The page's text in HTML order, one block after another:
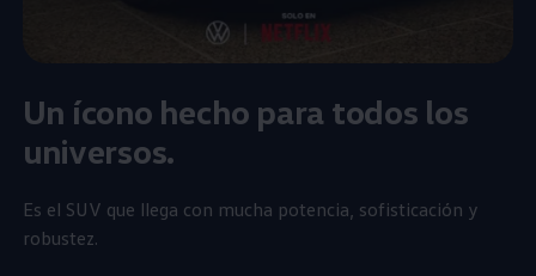
Un ícono hecho para todos los
universos.
Es el SUV que llega con mucha potencia, sofisticación y
robustez.